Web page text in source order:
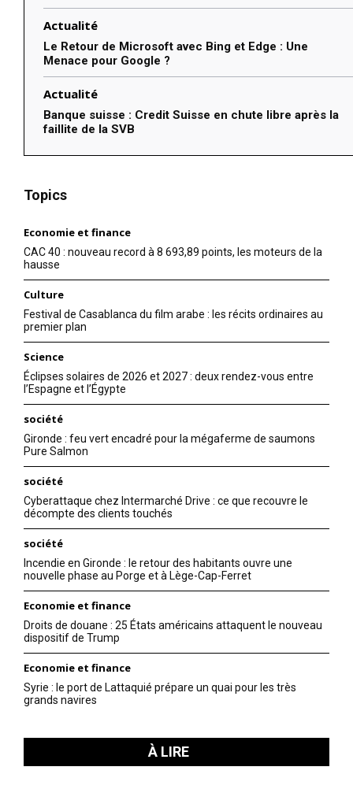
Actualité
Le Retour de Microsoft avec Bing et Edge : Une
Menace pour Google ?
Actualité
Banque suisse : Credit Suisse en chute libre après la
faillite de la SVB
Topics
Economie et finance
CAC 40 : nouveau record à 8 693,89 points, les moteurs de la
hausse
Culture
Festival de Casablanca du film arabe : les récits ordinaires au
premier plan
Science
Éclipses solaires de 2026 et 2027 : deux rendez-vous entre
l’Espagne et l’Égypte
société
Gironde : feu vert encadré pour la mégaferme de saumons
Pure Salmon
société
Cyberattaque chez Intermarché Drive : ce que recouvre le
décompte des clients touchés
société
Incendie en Gironde : le retour des habitants ouvre une
nouvelle phase au Porge et à Lège-Cap-Ferret
Economie et finance
Droits de douane : 25 États américains attaquent le nouveau
dispositif de Trump
Economie et finance
Syrie : le port de Lattaquié prépare un quai pour les très
grands navires
À LIRE